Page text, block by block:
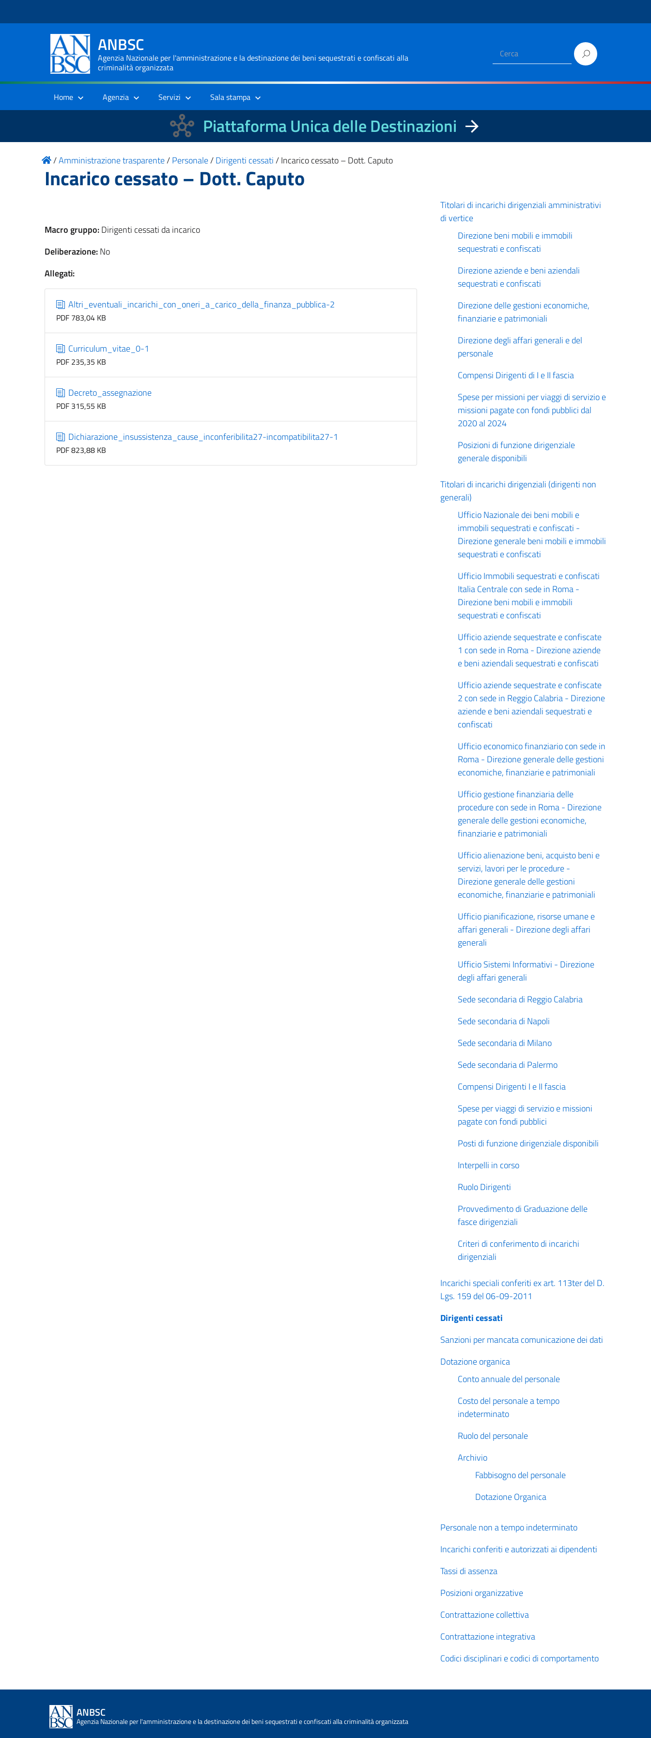
ANBSC
Agenzia Nazionale per l'amministrazione e la destinazione dei beni sequestrati e confiscati alla
criminalità organizzata
Home Agenzia Servizi Sala stampa
Piattaforma Unica delle Destinazioni
/Amministrazione trasparente/Personale/Dirigenti cessati/Incarico cessato – Dott. Caputo
Incarico cessato – Dott. Caputo
Macro gruppo:Dirigenti cessati da incarico
Deliberazione:No
Allegati:
Altri_eventuali_incarichi_con_oneri_a_carico_della_finanza_pubblica-2
PDF 783,04 KB
Curriculum_vitae_0-1
PDF 235,35 KB
Decreto_assegnazione
PDF 315,55 KB
Dichiarazione_insussistenza_cause_inconferibilita27-incompatibilita27-1
PDF 823,88 KB
Titolari di incarichi dirigenziali amministrativi
di vertice
Direzione beni mobili e immobili
sequestrati e confiscati
Direzione aziende e beni aziendali
sequestrati e confiscati
Direzione delle gestioni economiche,
finanziarie e patrimoniali
Direzione degli affari generali e del
personale
Compensi Dirigenti di I e II fascia
Spese per missioni per viaggi di servizio e
missioni pagate con fondi pubblici dal
2020 al 2024
Posizioni di funzione dirigenziale
generale disponibili
Titolari di incarichi dirigenziali (dirigenti non
generali)
Ufficio Nazionale dei beni mobili e
immobili sequestrati e confiscati -
Direzione generale beni mobili e immobili
sequestrati e confiscati
Ufficio Immobili sequestrati e confiscati
Italia Centrale con sede in Roma -
Direzione beni mobili e immobili
sequestrati e confiscati
Ufficio aziende sequestrate e confiscate
1 con sede in Roma - Direzione aziende
e beni aziendali sequestrati e confiscati
Ufficio aziende sequestrate e confiscate
2 con sede in Reggio Calabria - Direzione
aziende e beni aziendali sequestrati e
confiscati
Ufficio economico finanziario con sede in
Roma - Direzione generale delle gestioni
economiche, finanziarie e patrimoniali
Ufficio gestione finanziaria delle
procedure con sede in Roma - Direzione
generale delle gestioni economiche,
finanziarie e patrimoniali
Ufficio alienazione beni, acquisto beni e
servizi, lavori per le procedure -
Direzione generale delle gestioni
economiche, finanziarie e patrimoniali
Ufficio pianificazione, risorse umane e
affari generali - Direzione degli affari
generali
Ufficio Sistemi Informativi - Direzione
degli affari generali
Sede secondaria di Reggio Calabria
Sede secondaria di Napoli
Sede secondaria di Milano
Sede secondaria di Palermo
Compensi Dirigenti I e II fascia
Spese per viaggi di servizio e missioni
pagate con fondi pubblici
Posti di funzione dirigenziale disponibili
Interpelli in corso
Ruolo Dirigenti
Provvedimento di Graduazione delle
fasce dirigenziali
Criteri di conferimento di incarichi
dirigenziali
Incarichi speciali conferiti ex art. 113ter del D.
Lgs. 159 del 06-09-2011
Dirigenti cessati
Sanzioni per mancata comunicazione dei dati
Dotazione organica
Conto annuale del personale
Costo del personale a tempo
indeterminato
Ruolo del personale
Archivio
Fabbisogno del personale
Dotazione Organica
Personale non a tempo indeterminato
Incarichi conferiti e autorizzati ai dipendenti
Tassi di assenza
Posizioni organizzative
Contrattazione collettiva
Contrattazione integrativa
Codici disciplinari e codici di comportamento
ANBSC
Agenzia Nazionale per l'amministrazione e la destinazione dei beni sequestrati e confiscati alla criminalità organizzata